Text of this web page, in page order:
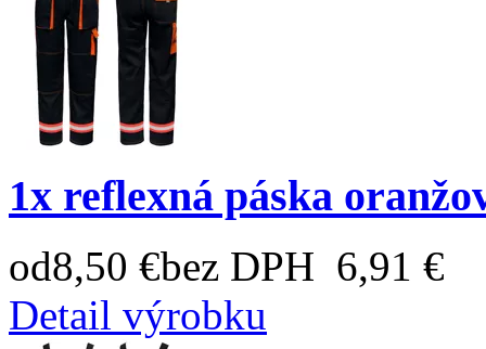
1x reflexná páska
od8,50 €bez DPH 6,91 €
Detail výrobku